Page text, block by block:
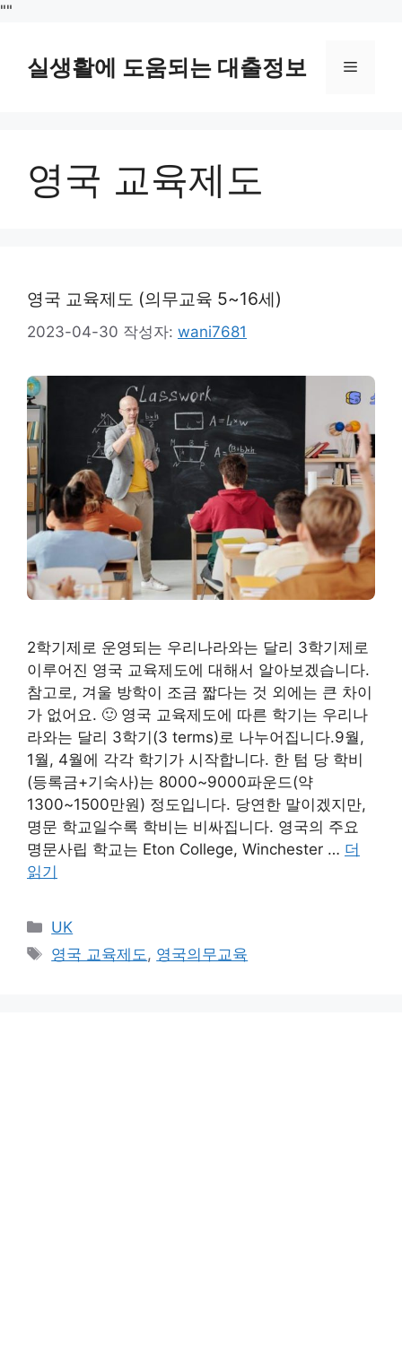
""
실생활에 도움되는 대출정보 메
영국 교육제도
영국 교육제도 (의무교육 5~16세)
2023-04-30 작성자: wani7681
2학기제로 운영되는 우리나라와는 달리 3학기제로
이루어진 영국 교육제도에 대해서 알아보겠습니다.
참고로, 겨울 방학이 조금 짧다는 것 외에는 큰 차이
가 없어요. 🙂 영국 교육제도에 따른 학기는 우리나
라와는 달리 3학기(3 terms)로 나누어집니다.9월,
1월, 4월에 각각 학기가 시작합니다. 한 텀 당 학비
(등록금+기숙사)는 8000~9000파운드(약
1300~1500만원) 정도입니다. 당연한 말이겠지만,
명문 학교일수록 학비는 비싸집니다. 영국의 주요
명문사립 학교는 Eton College, Winchester … 더
읽기
카
테
고
UK
태
영국 교육제도 , 영국의무교육